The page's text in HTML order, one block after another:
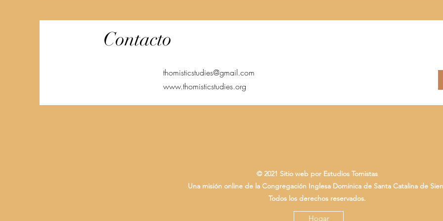
Contacto
thomisticstudies@gmail.com
www.thomisticstudies.org
© 2021 Sitio web por Estudios Tomistas
Una misión online de la Congregación Inglesa Dominica de Santa Catalina de
Todos los derechos reservados.
Hogar